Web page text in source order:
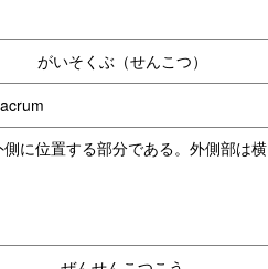
がいそくぶ（せんこつ）
に位置する部分である。外側部は横